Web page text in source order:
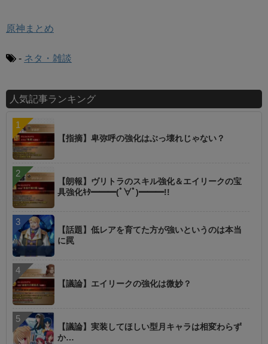
原神まとめ
- ネタ・雑談
人気記事ランキング
【指摘】卑弥呼の強化はぶっ壊れじゃない？
【朗報】ヴリトラのスキル強化＆エイリークの宝
具強化ｷﾀ━━━(ﾟ∀ﾟ)━━━!!
【話題】低レアを育てた方が強いというのは本当
に罠
【議論】エイリークの強化は微妙？
【議論】実装してほしい型月キャラは相変わらず
か…